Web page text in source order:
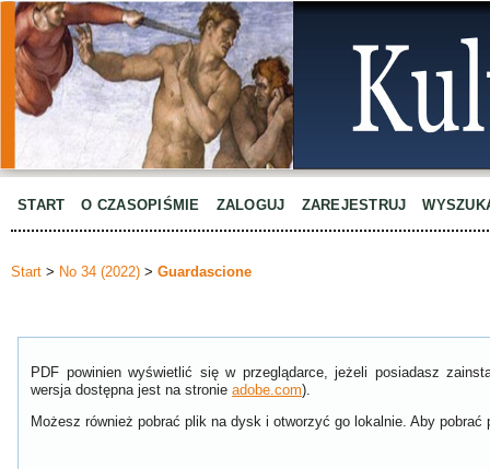
START O CZASOPIŚMIE ZALOGUJ ZAREJESTRUJ
Start > No 34 (2022) > Guardascione
PDF powinien wyświetlić się w przeglądarce, jeżeli posiadasz
wersja dostępna jest na stronie adobe.com).
Możesz również pobrać plik na dysk i otworzyć go lokalnie. Aby